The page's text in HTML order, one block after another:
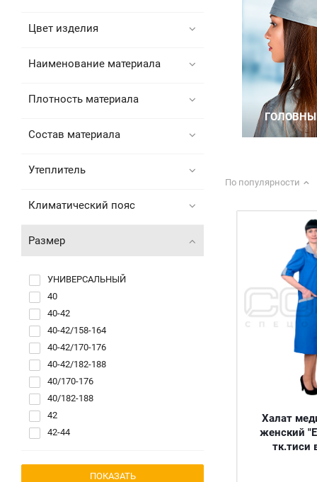
По популярности
Халат
женский
тк.тиси
Цвет изделия
Наименование материала
Плотность материала
Состав материала
Утеплитель
Климатический пояс
Размер
УНИВЕРСАЛЬНЫЙ
40
40-42
40-42/158-164
40-42/170-176
40-42/182-188
40/170-176
40/182-188
42
42-44
42/170-176